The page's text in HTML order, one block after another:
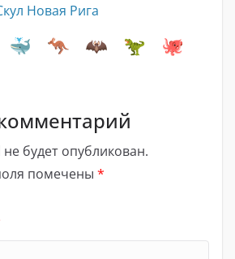
Новая Рига
будет опубликован.
помечены *